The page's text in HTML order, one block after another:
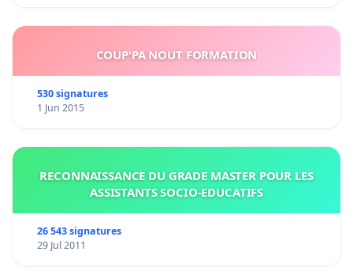
COUP'PA NOUT FORMATION
530 signatures
1 Jun 2015
RECONNAISSANCE DU GRADE MASTER POUR LES
ASSISTANTS SOCIO-EDUCATIFS
26 543 signatures
29 Jul 2011